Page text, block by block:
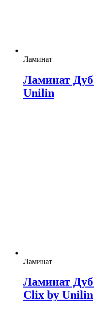
Ламинат
Ламинат
Unilin
Ламинат
Ламинат
Clix by Unilin